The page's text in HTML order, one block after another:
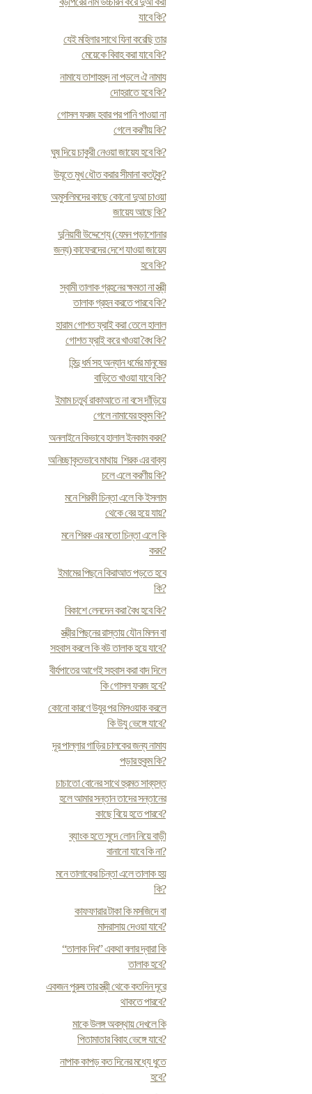
যাবে কি?
যেই মহিলার সাথে যিনা করেছি তার
মেয়েকে বিবাহ করা যাবে কি?
নামাযে তাশাহহুদ না পড়লে ঐ নামায
দোহরাতে হবে কি?
গোসল ফরজ হবার পর পানি পাওয়া না
গেলে করণীয় কি?
ঘুষ দিয়ে চাকুরী নেওয়া জায়েয হবে কি?
উযূতে মুখ ধৌত করার সীমানা কতটুকু?
অমুসলিমদের কাছে কোনো দুআ চাওয়া
জায়েয আছে কি?
দুনিয়াবী উদ্দেশ্যে (যেমন পড়াশোনার
জন্য) কাফেরদের দেশে যাওয়া জায়েয
হবে কি?
স্বামী তালাক গ্রহনের ক্ষমতা না স্ত্রী
তালাক গ্রহন করতে পারবে কি?
হারাম গোশত ফ্রাই করা তেলে হালাল
গোশত ফ্রাই করে খাওয়া বৈধ কি?
হিন্দু ধর্ম সহ অন্যান ধর্মের মানুষের
বাড়িতে খাওয়া যাবে কি?
ইমাম চতুর্থ রাকাআতে না বসে দাঁড়িয়ে
গেলে নামাযের হুকুম কি?
অনলাইনে কিভাবে হালাল ইনকাম করব?
অনিচ্ছাকৃতভাবে মাথায় শিরক এর বাক্য
চলে এলে করণীয় কি?
মনে শিরকী চিন্তা এলে কি ইসলাম
থেকে বের হয়ে যায়?
মনে শিরক এর মতো চিন্তা এলে কি
করব?
ইমামের পিছনে কিরাআত পড়তে হবে
কি?
বিকাশে লেনদেন করা বৈধ হবে কি?
স্ত্রীর পিছনের রাস্তায় যৌন মিলন বা
সহবাস করলে কি বউ তালাক হয়ে যাবে?
বীর্যপাতের আগেই সহবাস করা বাদ দিলে
কি গোসল ফরজ হবে?
কোনো কারণে উযুর পর মিসওয়াক করলে
কি উযু ভেঙ্গে যাবে?
দূর পাল্লার গাড়ির চালকের জন্য নামায
পড়ার হুকুম কি?
চাচাতো বোনের সাথে হুরমত সাব্যস্ত
হলে আমার সন্তান তাদের সন্তানের
কাছে বিয়ে হতে পারবে?
ব্যাংক হতে সুদে লোন নিয়ে বাড়ী
বানানো যাবে কি না?
মনে তালাকের চিন্তা এলে তালাক হয়
কি?
কাফফারার টাকা কি মসজিদে বা
মাদরাসায় দেওয়া যাবে?
“তালাক দিব” একথা বলার দ্বারা কি
তালাক হবে?
একজন পুরুষ তার স্ত্রী থেকে কতদিন দূরে
থাকতে পারবে?
মাকে উলঙ্গ অবস্থায় দেখলে কি
পিতামাতার বিবাহ ভেঙ্গে যাবে?
নাপাক কাপড় কত দিনের মধ্যে ধুতে
হবে?